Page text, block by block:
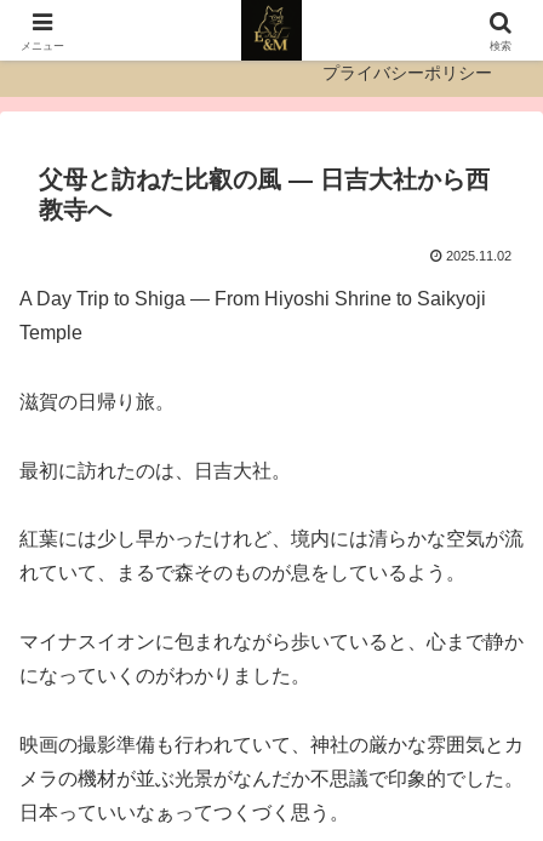
プライバシーポリシー
父母と訪ねた比叡の風 ― 日吉大社から西
教寺へ
2025.11.02
A Day Trip to Shiga — From Hiyoshi Shrine to Saikyoji
Temple
滋賀の日帰り旅。
最初に訪れたのは、日吉大社。
紅葉には少し早かったけれど、境内には清らかな空気が流
れていて、まるで森そのものが息をしているよう。
マイナスイオンに包まれながら歩いていると、心まで静か
になっていくのがわかりました。
映画の撮影準備も行われていて、神社の厳かな雰囲気とカ
メラの機材が並ぶ光景がなんだか不思議で印象的でした。
日本っていいなぁってつくづく思う。
メニュー 検索